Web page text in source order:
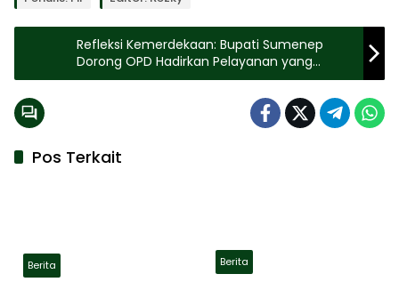
Refleksi Kemerdekaan: Bupati Sumenep
Dorong OPD Hadirkan Pelayanan yang
Membahagiakan
Pos Terkait
Berita Berita